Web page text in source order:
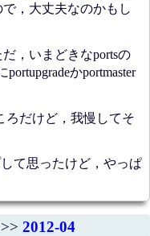
，大丈夫なのかもし
，いまどきなportsの
かportmaster
ろだけど，我慢してそ
て思ったけど，やっぱ
2012-04